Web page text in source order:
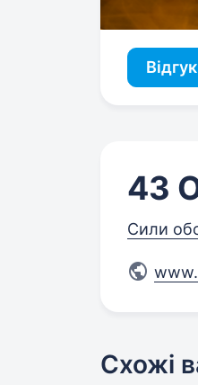
43
Сили
Схожі